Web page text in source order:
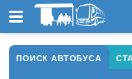
ПОИСК АВТОБУСА